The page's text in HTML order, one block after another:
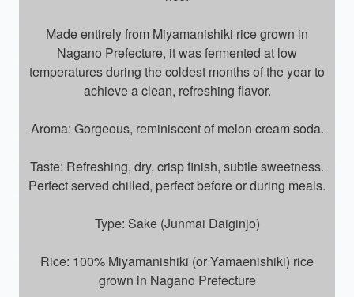
Made entirely from Miyamanishiki rice grown in
Nagano Prefecture, it was fermented at low
temperatures during the coldest months of the year to
achieve a clean, refreshing flavor.
Aroma: Gorgeous, reminiscent of melon cream soda.
Taste: Refreshing, dry, crisp finish, subtle sweetness.
Perfect served chilled, perfect before or during meals.
Type: Sake (Junmai Daiginjo)
Rice: 100% Miyamanishiki (or Yamaenishiki) rice
grown in Nagano Prefecture